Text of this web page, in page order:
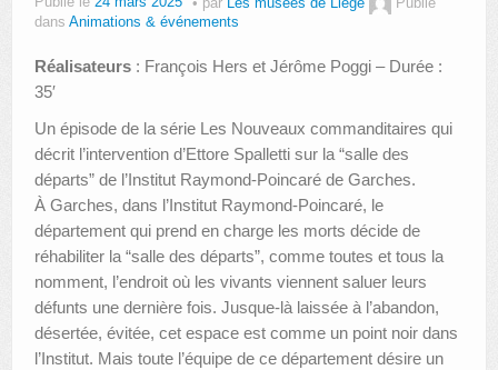
dans Animations & événements
Réalisateurs : François Hers et Jérôme Poggi – Durée :
35′
Un épisode de la série Les Nouveaux commanditaires qui
décrit l’intervention d’Ettore Spalletti sur la “salle des
départs” de l’Institut Raymond-Poincaré de Garches.
À Garches, dans l’Institut Raymond-Poincaré, le
département qui prend en charge les morts décide de
réhabiliter la “salle des départs”, comme toutes et tous la
nomment, l’endroit où les vivants viennent saluer leurs
défunts une dernière fois. Jusque-là laissée à l’abandon,
désertée, évitée, cet espace est comme un point noir dans
l’Institut. Mais toute l’équipe de ce département désire un